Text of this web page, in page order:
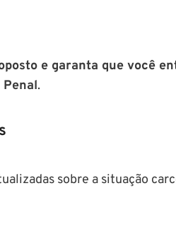
e garanta que você
Penal.
sobre a situação